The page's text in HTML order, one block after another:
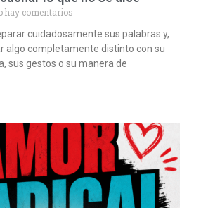
hay comentarios
cuidadosamente sus palabras y,
algo completamente distinto con su
sus gestos o su manera de